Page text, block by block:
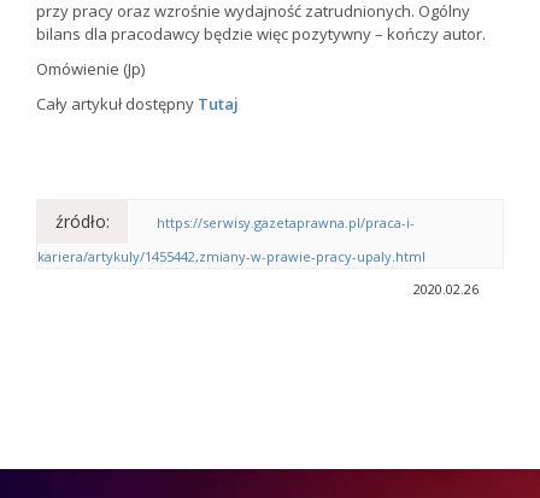
przy pracy oraz wzrośnie wydajność zatrudnionych. Ogólny
bilans dla pracodawcy będzie więc pozytywny – kończy autor.
Omówienie (Jp)
Cały artykuł dostępny Tutaj
źródło:
https://serwisy.gazetaprawna.pl/praca-i-
kariera/artykuly/1455442,zmiany-w-prawie-pracy-upaly.html
2020.02.26